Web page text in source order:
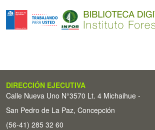
DIRECCIÓN EJECUTIVA
Calle Nueva Uno N°3570 Lt. 4 Michaihue -
San Pedro de La Paz, Concepción
(56-41) 285 32 60